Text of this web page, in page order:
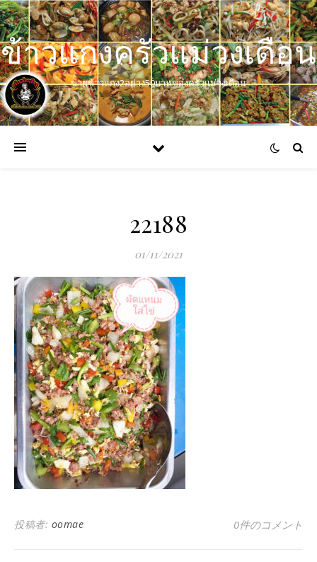
ข้าวแกงครัวแม่วงเดือน
ขายข้าวแกง2อย่าง50บาทของครัวแม่วงเดือน
22188
01/11/2021
投稿者: oomae 0件のコメント